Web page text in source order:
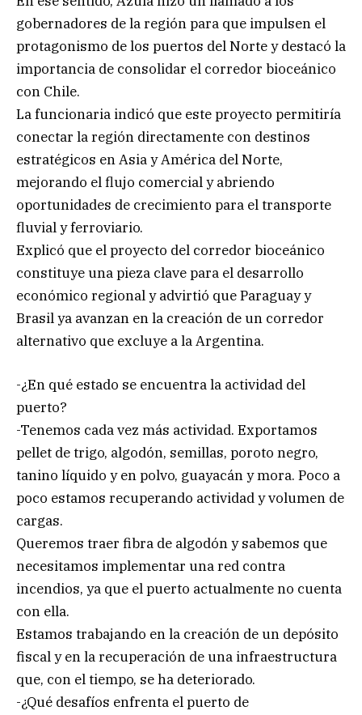
gobernadores de la región para que impulsen el
protagonismo de los puertos del Norte y destacó la
importancia de consolidar el corredor bioceánico
con Chile.
La funcionaria indicó que este proyecto permitiría
conectar la región directamente con destinos
estratégicos en Asia y América del Norte,
mejorando el flujo comercial y abriendo
oportunidades de crecimiento para el transporte
fluvial y ferroviario.
Explicó que el proyecto del corredor bioceánico
constituye una pieza clave para el desarrollo
económico regional y advirtió que Paraguay y
Brasil ya avanzan en la creación de un corredor
alternativo que excluye a la Argentina.
-¿En qué estado se encuentra la actividad del
puerto?
-Tenemos cada vez más actividad. Exportamos
pellet de trigo, algodón, semillas, poroto negro,
tanino líquido y en polvo, guayacán y mora. Poco a
poco estamos recuperando actividad y volumen de
cargas.
Queremos traer fibra de algodón y sabemos que
necesitamos implementar una red contra
incendios, ya que el puerto actualmente no cuenta
con ella.
Estamos trabajando en la creación de un depósito
fiscal y en la recuperación de una infraestructura
que, con el tiempo, se ha deteriorado.
-¿Qué desafíos enfrenta el puerto de